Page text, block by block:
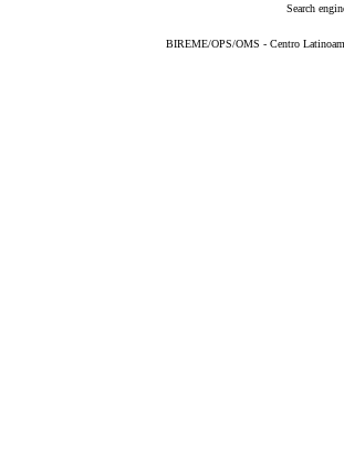
Search
BIREME/OPS/OMS - Centro